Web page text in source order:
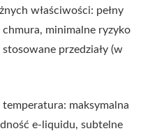
właściwości: pełny
chmura, minimalne ryzyko
przedziały (w
temperatura: maksymalna
e-liquidu, subtelne